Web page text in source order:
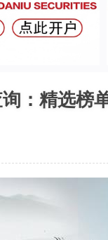
：精选榜